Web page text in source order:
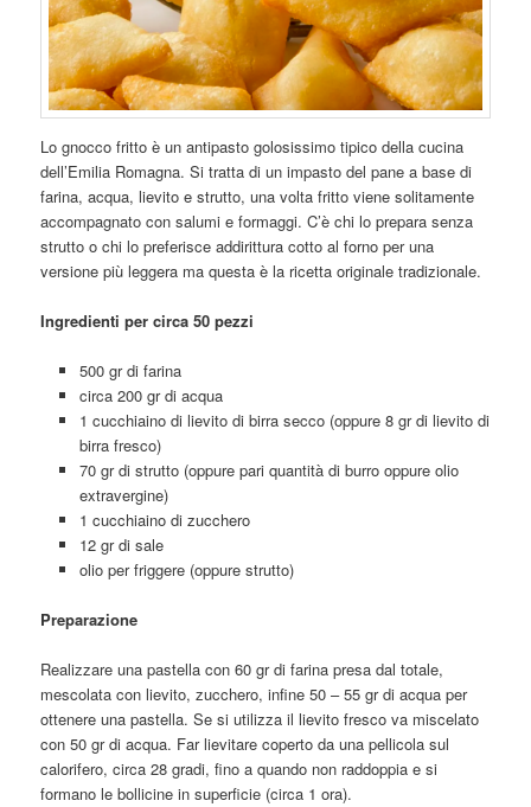
Lo gnocco fritto è un antipasto golosissimo tipico della cucina
dell’Emilia Romagna. Si tratta di un impasto del pane a base di
farina, acqua, lievito e strutto, una volta fritto viene solitamente
accompagnato con salumi e formaggi. C’è chi lo prepara senza
strutto o chi lo preferisce addirittura cotto al forno per una
versione più leggera ma questa è la ricetta originale tradizionale.
Ingredienti per circa 50 pezzi
500 gr di farina
circa 200 gr di acqua
1 cucchiaino di lievito di birra secco (oppure 8 gr di lievito di
birra fresco)
70 gr di strutto (oppure pari quantità di burro oppure olio
extravergine)
1 cucchiaino di zucchero
12 gr di sale
olio per friggere (oppure strutto)
Preparazione
Realizzare una pastella con 60 gr di farina presa dal totale,
mescolata con lievito, zucchero, infine 50 – 55 gr di acqua per
ottenere una pastella. Se si utilizza il lievito fresco va miscelato
con 50 gr di acqua. Far lievitare coperto da una pellicola sul
calorifero, circa 28 gradi, fino a quando non raddoppia e si
formano le bollicine in superficie (circa 1 ora).